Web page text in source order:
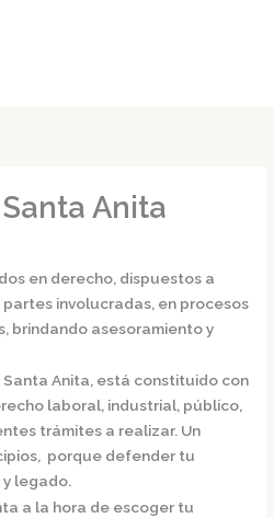
Anita
en derecho, dispuestos a
involucradas, en procesos
brindando asesoramiento y
Anita, está constituido con
laboral, industrial, público,
trámites a realizar. Un
porque defender tu
legado.
a la hora de escoger tu